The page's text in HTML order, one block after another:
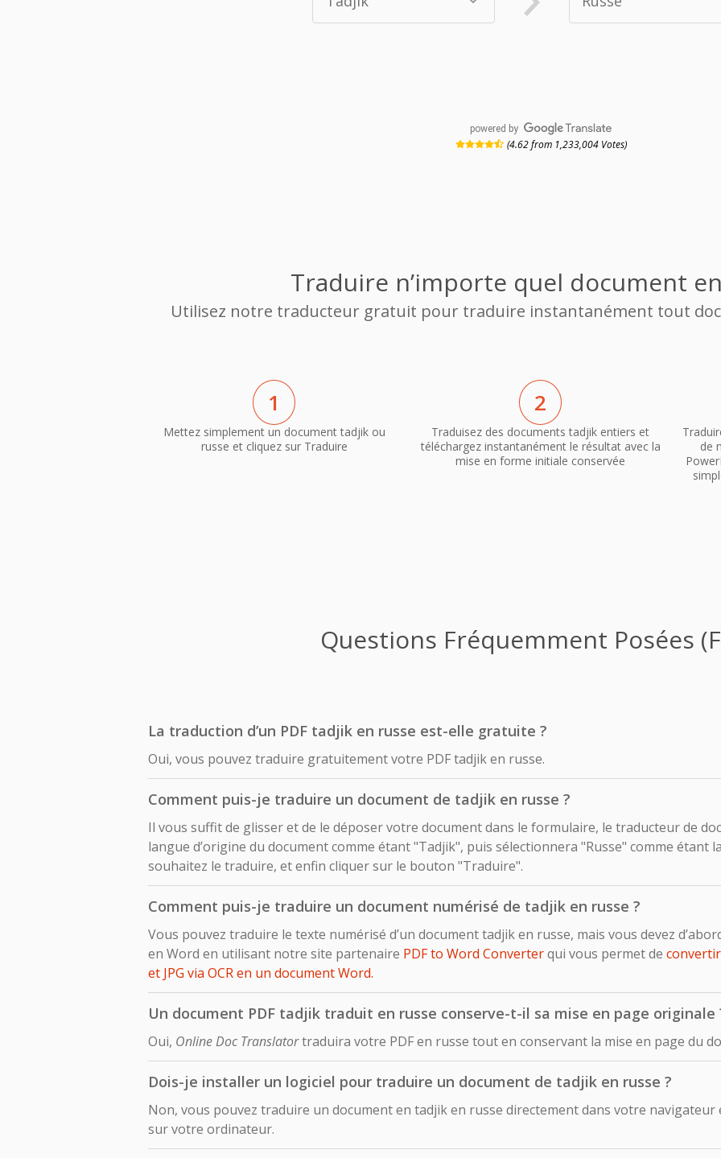
powered by
(4.62 from 1,233,004 Votes)
Traduire n’importe quel document
Utilisez notre traducteur gratuit pour traduire instantanément tout
1
Mettez simplement un document tadjik ou
russe et cliquez sur Traduire
2
Traduisez des documents tadjik entiers et
téléchargez instantanément le résultat avec la
mise en forme initiale conservée
de
Questions Fréquemment Posées
La traduction d’un PDF tadjik en russe est-elle gratuite ?
Oui, vous pouvez traduire gratuitement votre PDF tadjik en russe.
Comment puis-je traduire un document de tadjik en russe ?
Il vous suffit de glisser et de le déposer votre document dans le formulaire, le traducteur de
langue d’origine du document comme étant "Tadjik", puis sélectionnera "Russe" comme étant
souhaitez le traduire, et enfin cliquer sur le bouton "Traduire".
Comment puis-je traduire un document numérisé de tadjik en russe ?
Vous pouvez traduire le texte numérisé d’un document tadjik en russe, mais vous devez
en Word en utilisant notre site partenaire PDF to Word Converterqui vous permet de
et JPG via OCR en un document Word.
Un document PDF tadjik traduit en russe conserve-t-il sa mise en page originale
Oui, Online Doc Translatortraduira votre PDF en russe tout en conservant la mise en page du
Dois-je installer un logiciel pour traduire un document de tadjik en russe ?
Non, vous pouvez traduire un document en tadjik en russe directement dans votre
sur votre ordinateur.